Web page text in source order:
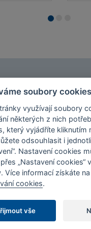
na
než 10 let
soubory cookies
využívají soubory
některých z nich
který vyjádříte kliknutím
odsouhlasit i
Nastavení cookies
„Nastavení cookies“
Více informací získáte
cookies.
vše